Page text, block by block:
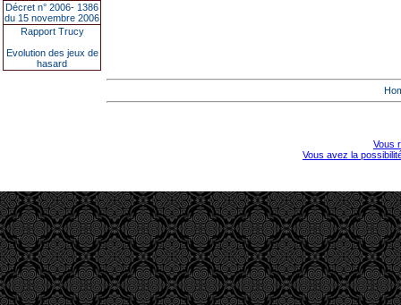
Décret n° 2006- 1386
du 15 novembre 2006
Rapport Trucy
Evolution des jeux de
hasard
Vous
Vous avez la